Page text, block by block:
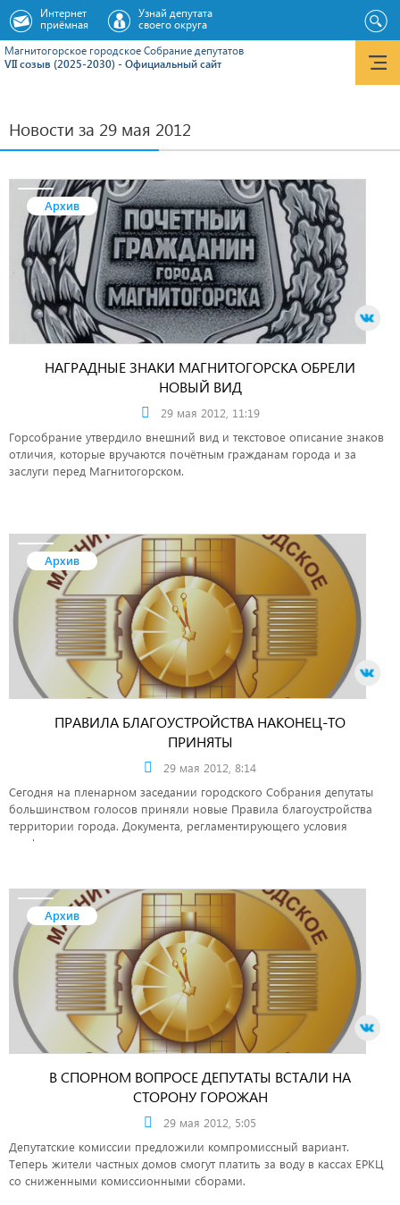
Магнитогорское городское Cобрание депутатов
VII созыв (2025-2030) - Официальный сайт
Интернет
приёмная
Узнай депутата
своего округа
Новости за 29 мая 2012
Архив
НАГРАДНЫЕ ЗНАКИ МАГНИТОГОРСКА ОБРЕЛИ
НОВЫЙ ВИД
29 мая 2012, 11:19
Горсобрание утвердило внешний вид и текстовое описание знаков
отличия, которые вручаются почётным гражданам города и за
заслуги перед Магнитогорском.
Архив
ПРАВИЛА БЛАГОУСТРОЙСТВА НАКОНЕЦ-ТО
ПРИНЯТЫ
29 мая 2012, 8:14
Сегодня на пленарном заседании городского Собрания депутаты
большинством голосов приняли новые Правила благоустройства
территории города. Документа, регламентирующего условия
комфортного проживания магнитогорцев, ждали давно.
Архив
В СПОРНОМ ВОПРОСЕ ДЕПУТАТЫ ВСТАЛИ НА
СТОРОНУ ГОРОЖАН
29 мая 2012, 5:05
Депутатские комиссии предложили компромиссный вариант.
Теперь жители частных домов смогут платить за воду в кассах ЕРКЦ
со сниженными комиссионными сборами.